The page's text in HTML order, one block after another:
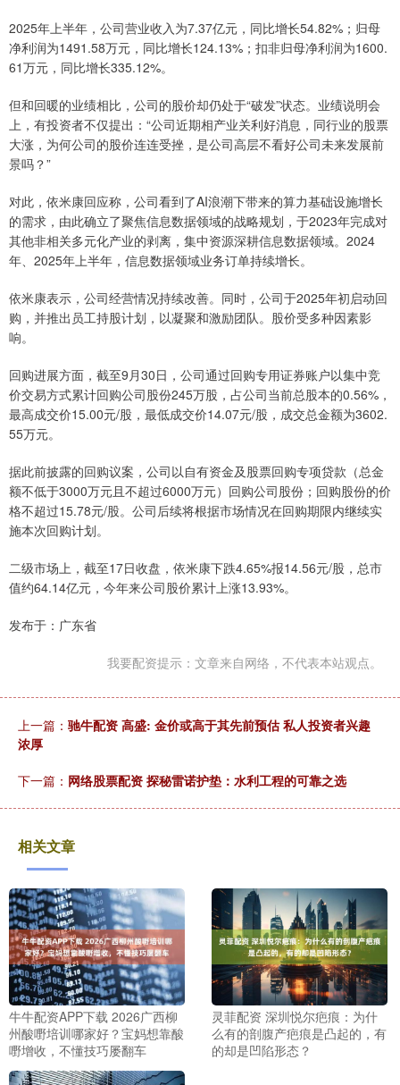
2025年上半年，公司营业收入为7.37亿元，同比增长54.82%；归母
净利润为1491.58万元，同比增长124.13%；扣非归母净利润为1600.
61万元，同比增长335.12%。
但和回暖的业绩相比，公司的股价却仍处于“破发”状态。业绩说明会
上，有投资者不仅提出：“公司近期相产业关利好消息，同行业的股票
大涨，为何公司的股价连连受挫，是公司高层不看好公司未来发展前
景吗？”
对此，依米康回应称，公司看到了AI浪潮下带来的算力基础设施增长
的需求，由此确立了聚焦信息数据领域的战略规划，于2023年完成对
其他非相关多元化产业的剥离，集中资源深耕信息数据领域。2024
年、2025年上半年，信息数据领域业务订单持续增长。
依米康表示，公司经营情况持续改善。同时，公司于2025年初启动回
购，并推出员工持股计划，以凝聚和激励团队。股价受多种因素影
响。
回购进展方面，截至9月30日，公司通过回购专用证券账户以集中竞
价交易方式累计回购公司股份245万股，占公司当前总股本的0.56%，
最高成交价15.00元/股，最低成交价14.07元/股，成交总金额为3602.
55万元。
据此前披露的回购议案，公司以自有资金及股票回购专项贷款（总金
额不低于3000万元且不超过6000万元）回购公司股份；回购股份的价
格不超过15.78元/股。公司后续将根据市场情况在回购期限内继续实
施本次回购计划。
二级市场上，截至17日收盘，依米康下跌4.65%报14.56元/股，总市
值约64.14亿元，今年来公司股价累计上涨13.93%。
发布于：广东省
我要配资提示：文章来自网络，不代表本站观点。
上一篇： 驰牛配资 高盛: 金价或高于其先前预估 私人投资者兴趣
浓厚
下一篇： 网络股票配资 探秘雷诺护垫：水利工程的可靠之选
相关文章
牛牛配资APP下载 2026广西柳
州酸嘢培训哪家好？宝妈想靠酸
嘢增收，不懂技巧屡翻车
灵菲配资 深圳悦尔疤痕：为什
么有的剖腹产疤痕是凸起的，有
的却是凹陷形态？